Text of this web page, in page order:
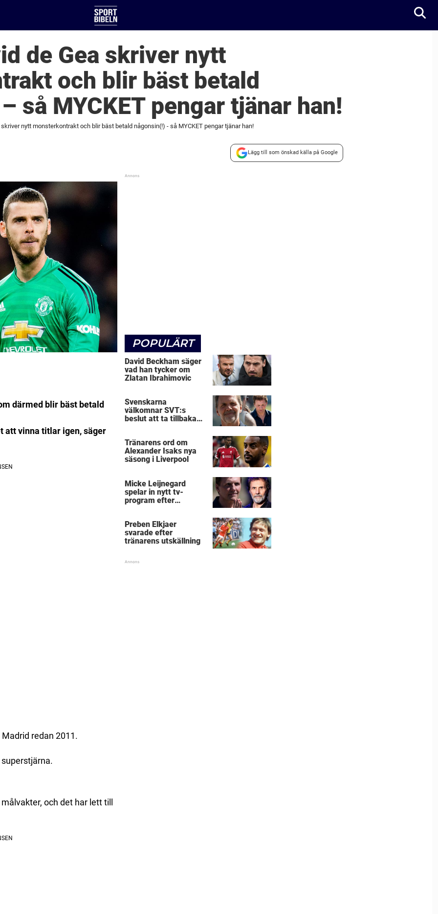
de Gea skriver nytt
och blir bäst betald
så MYCKET pengar tjänar han!
skriver nytt monsterkontrakt och blir bäst betald någonsin(!) - så MYCKET pengar tjänar han!
Lägg till som önskad källa på Google
därmed blir bäst betald
att vinna titlar igen, säger
redan 2011.
och det har lett till
POPULÄRT
David Beckham säger
vad han tycker om
Zlatan Ibrahimovic
Svenskarna
välkomnar SVT:s
beslut att ta tillbaka
Tränarens ord om
Alexander Isaks nya
säsong i Liverpool
Micke Leijnegard
spelar in nytt tv-
program efter
Preben Elkjaer
svarade efter
tränarens utskällning